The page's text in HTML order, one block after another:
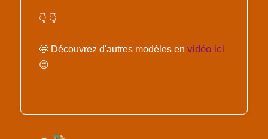
👇 👇
🤩 Découvrez d'autres modèles en vidéo ici
😍